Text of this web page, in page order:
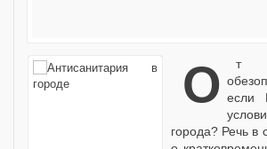
От чего нужно если
города? Речь в